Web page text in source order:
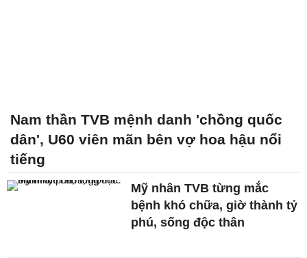
Nam thần TVB mệnh danh 'chồng quốc
dân', U60 viên mãn bên vợ hoa hậu nổi
tiếng
Mỹ nhân TVB từng mắc
bệnh khó chữa, giờ thành tỷ
phú, sống độc thân